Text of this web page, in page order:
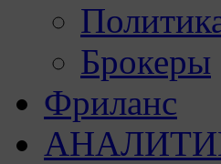
Брокеры
Фриланс